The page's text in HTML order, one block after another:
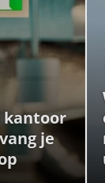
kantoor
je